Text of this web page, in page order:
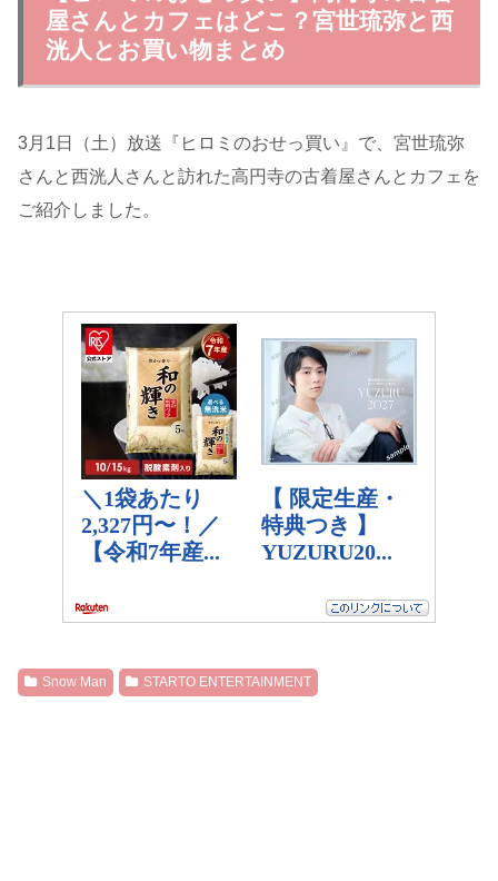
屋さんとカフェはどこ？宮世琉弥と西
洸人とお買い物まとめ
3月1日（土）放送『ヒロミのおせっ買い』で、宮世琉弥
さんと西洸人さんと訪れた高円寺の古着屋さんとカフェを
ご紹介しました。
Snow Man STARTO ENTERTAINMENT